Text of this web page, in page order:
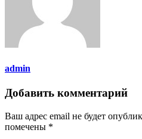
admin
Добавить комментарий
Ваш адрес email не будет
помечены *